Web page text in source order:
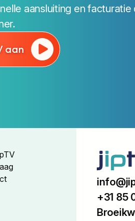
aansluiting en
aan
+31 85